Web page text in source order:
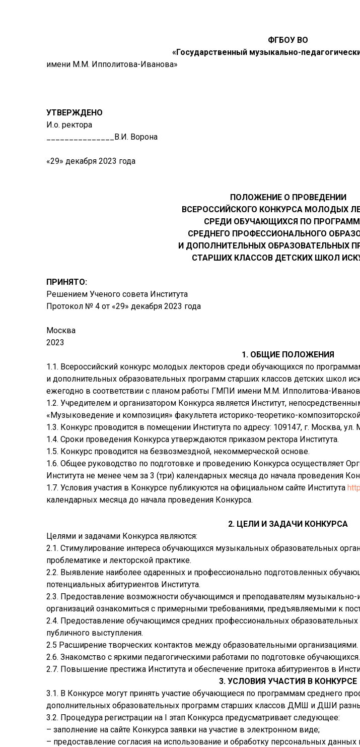
ФГБОУ ВО
«Государственный музыкально-
имени М.М. Ипполитова-Иванова»
УТВЕРЖДЕНО
И.о. ректора
_______________В.И. Ворона
«29» декабря 2023 года
ПОЛОЖЕНИЕ О ПРОВЕДЕНИИ
ВСЕРОССИЙСКОГО КОНКУРСА МОЛОДЫХ
СРЕДИ ОБУЧАЮЩИХСЯ ПО
СРЕДНЕГО ПРОФЕССИОНАЛЬНОГО
И ДОПОЛНИТЕЛЬНЫХ ОБРАЗОВАТЕЛЬНЫХ
СТАРШИХ КЛАССОВ ДЕТСКИХ ШКОЛ
ПРИНЯТО:
Решением Ученого совета Института
Протокол № 4 от «29» декабря 2023 года
Москва
2023
1. ОБЩИЕ ПОЛОЖЕНИЯ
1.1. Всероссийский конкурс молодых лекторов среди обучающихся по
и дополнительных образовательных программ старших классов детских школ
ежегодно в соответствии с планом работы ГМПИ имени М.М. Ипполитова-
1.2. Учредителем и организатором Конкурса является Институт,
«Музыковедение и композиция» факультета историко-теоретико-
1.3. Конкурс проводится в помещении Института по адресу: 109147, г. Москва, ул.
1.4. Сроки проведения Конкурса утверждаются приказом ректора Института.
1.5. Конкурс проводится на безвозмездной, некоммерческой основе.
1.6. Общее руководство по подготовке и проведению Конкурса осуществляет
Института не менее чем за 3 (три) календарных месяца до начала проведения
1.7. Условия участия в Конкурсе публикуются на официальном сайте Института
календарных месяца до начала проведения Конкурса.
2. ЦЕЛИ И ЗАДАЧИ КОНКУРСА
Целями и задачами Конкурса являются:
2.1. Стимулирование интереса обучающихся музыкальных образовательных
проблематике и лекторской практике.
2.2. Выявление наиболее одаренных и профессионально подготовленных
потенциальных абитуриентов Института.
2.3. Предоставление возможности обучающимся и преподавателям музыкально-
организаций ознакомиться с примерными требованиями, предъявляемыми к
2.4. Предоставление обучающимся средних профессиональных
публичного выступления.
2.5 Расширение творческих контактов между образовательными организациями.
2.6. Знакомство с яркими педагогическими работами по подготовке обучающихся.
2.7. Повышение престижа Института и обеспечение притока абитуриентов в
3. УСЛОВИЯ УЧАСТИЯ В КОНКУРСЕ
3.1. В Конкурсе могут принять участие обучающиеся по программам среднего
дополнительных образовательных программ старших классов ДМШ и ДШИ
3.2. Процедура регистрации на I этап Конкурса предусматривает следующее:
– заполнение на сайте Конкурса заявки на участие в электронном виде;
– предоставление согласия на использование и обработку персональных